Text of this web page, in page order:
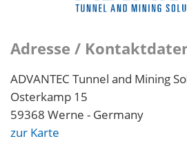
Adresse /
ADVANTEC Tunnel and Mining
Osterkamp 15
59368 Werne - Germany
zur Karte